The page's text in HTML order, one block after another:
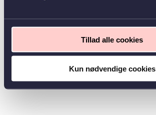
Tillad alle cookies
Kun nødvendige cookies